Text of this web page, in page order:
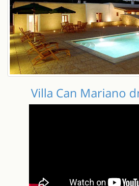
Villa Can Mariano